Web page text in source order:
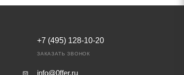
+7 (495) 128-10-20
ЗАКАЗАТЬ ЗВОНОК
info@0ffer.ru